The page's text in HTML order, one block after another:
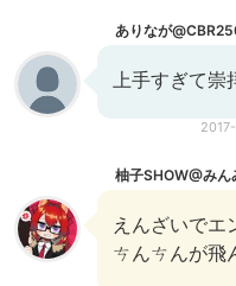
ありなが
上手すぎて崇
柚子SHOW@みん
えんざいでエ
ㄘんㄘんが飛